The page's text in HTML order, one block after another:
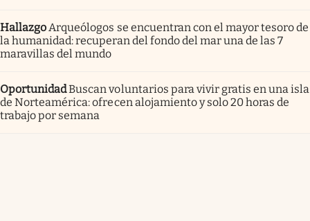
HallazgoArqueólogos se encuentran con el mayor tesoro de
la humanidad: recuperan del fondo del mar una de las 7
maravillas del mundo
OportunidadBuscan voluntarios para vivir gratis en una isla
de Norteamérica: ofrecen alojamiento y solo 20 horas de
trabajo por semana